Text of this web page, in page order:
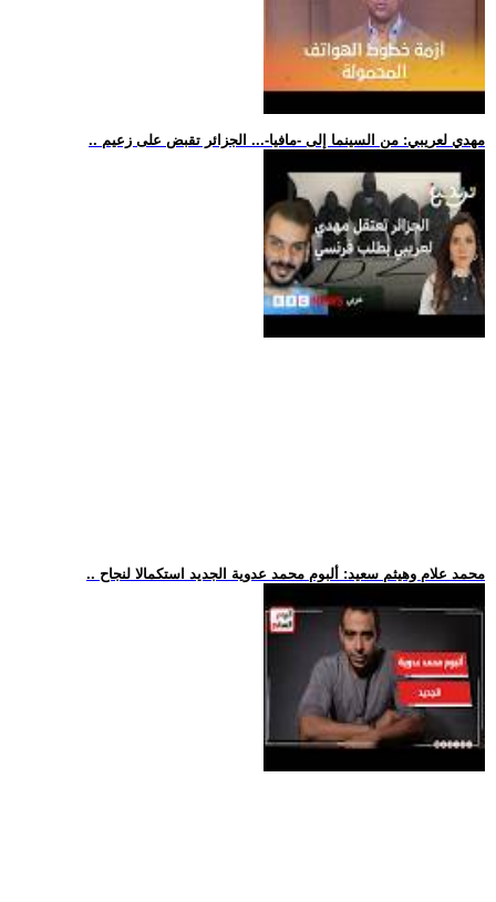
.. مهدي لعريبي: من السينما إلى -مافيا-... الجزائر تقبض على زعيم
.. محمد علام وهيثم سعيد: ألبوم محمد عدوية الجديد استكمالا لنجاح